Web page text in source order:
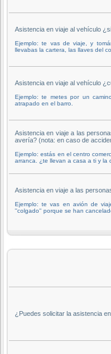
Asistencia en viaje al vehículo
Ejemplo: te vas de viaje, y
llevabas la cartera, las llaves del
Asistencia en viaje al vehículo
Ejemplo: te metes por un
atrapado en el barro.
Asistencia en viaje a las
avería? (nota: en caso de
Ejemplo: estás en el centro
arranca. ¿te llevan a casa a ti y la
Asistencia en viaje a las
Ejemplo: te vas en avión de
''colgado'' porque se han
¿Puedes solicitar la asistencia